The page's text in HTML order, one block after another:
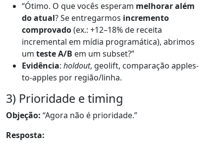
“Ótimo. O que vocês esperam melhorar além
do atual? Se entregarmos incremento
comprovado(ex.: +12–18% de receita
incremental em mídia programática), abrimos
um teste A/B em um subset?”
Evidência: holdout, geolift, comparação apples-
to-apples por região/linha.
3) Prioridade e timing
Objeção: “Agora não é prioridade.”
Resposta: